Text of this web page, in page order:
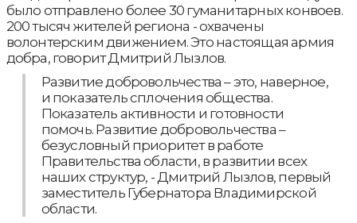
было отправлено более 30 гуманитарных конвоев.
200 тысяч жителей региона - охвачены
волонтерским движением. Это настоящая армия
добра, говорит Дмитрий Лызлов.
Развитие добровольчества – это, наверное,
и показатель сплочения общества.
Показатель активности и готовности
помочь. Развитие добровольчества –
безусловный приоритет в работе
Правительства области, в развитии всех
наших структур, - Дмитрий Лызлов, первый
заместитель Губернатора Владимирской
области.